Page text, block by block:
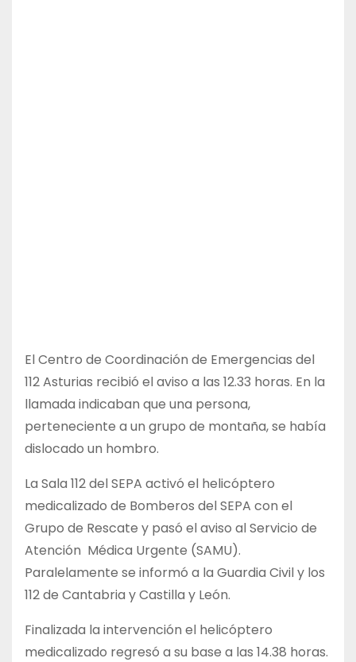
El Centro de Coordinación de Emergencias del
112 Asturias recibió el aviso a las 12.33 horas. En la
llamada indicaban que una persona,
perteneciente a un grupo de montaña, se había
dislocado un hombro.
La Sala 112 del SEPA activó el helicóptero
medicalizado de Bomberos del SEPA con el
Grupo de Rescate y pasó el aviso al Servicio de
Atención Médica Urgente (SAMU).
Paralelamente se informó a la Guardia Civil y los
112 de Cantabria y Castilla y León.
Finalizada la intervención el helicóptero
medicalizado regresó a su base a las 14.38 horas.